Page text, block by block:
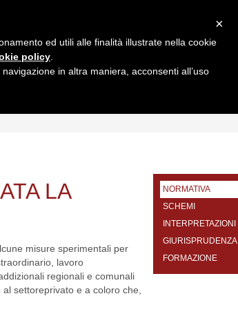
LA
misure sperimentali per
lavoro
regionali e comunali
settoreprivato e a coloro che,
NORMATIVA
SCHEMI
INTERPRETAZIONI
GIURISPRUDENZA
FORMAZIONE
×
ed utili alle finalità illustrate nella cookie
policy
in altra maniera, acconsenti all’uso